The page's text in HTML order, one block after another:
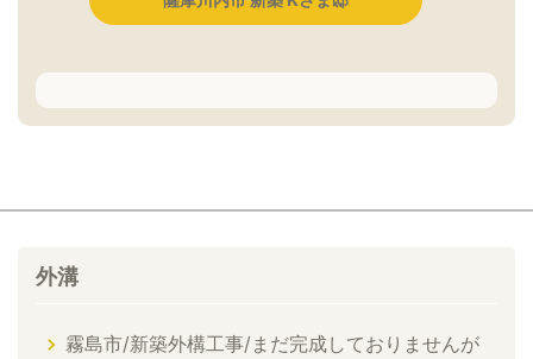
外溝
霧島市/新築外構工事/まだ完成しておりませんが